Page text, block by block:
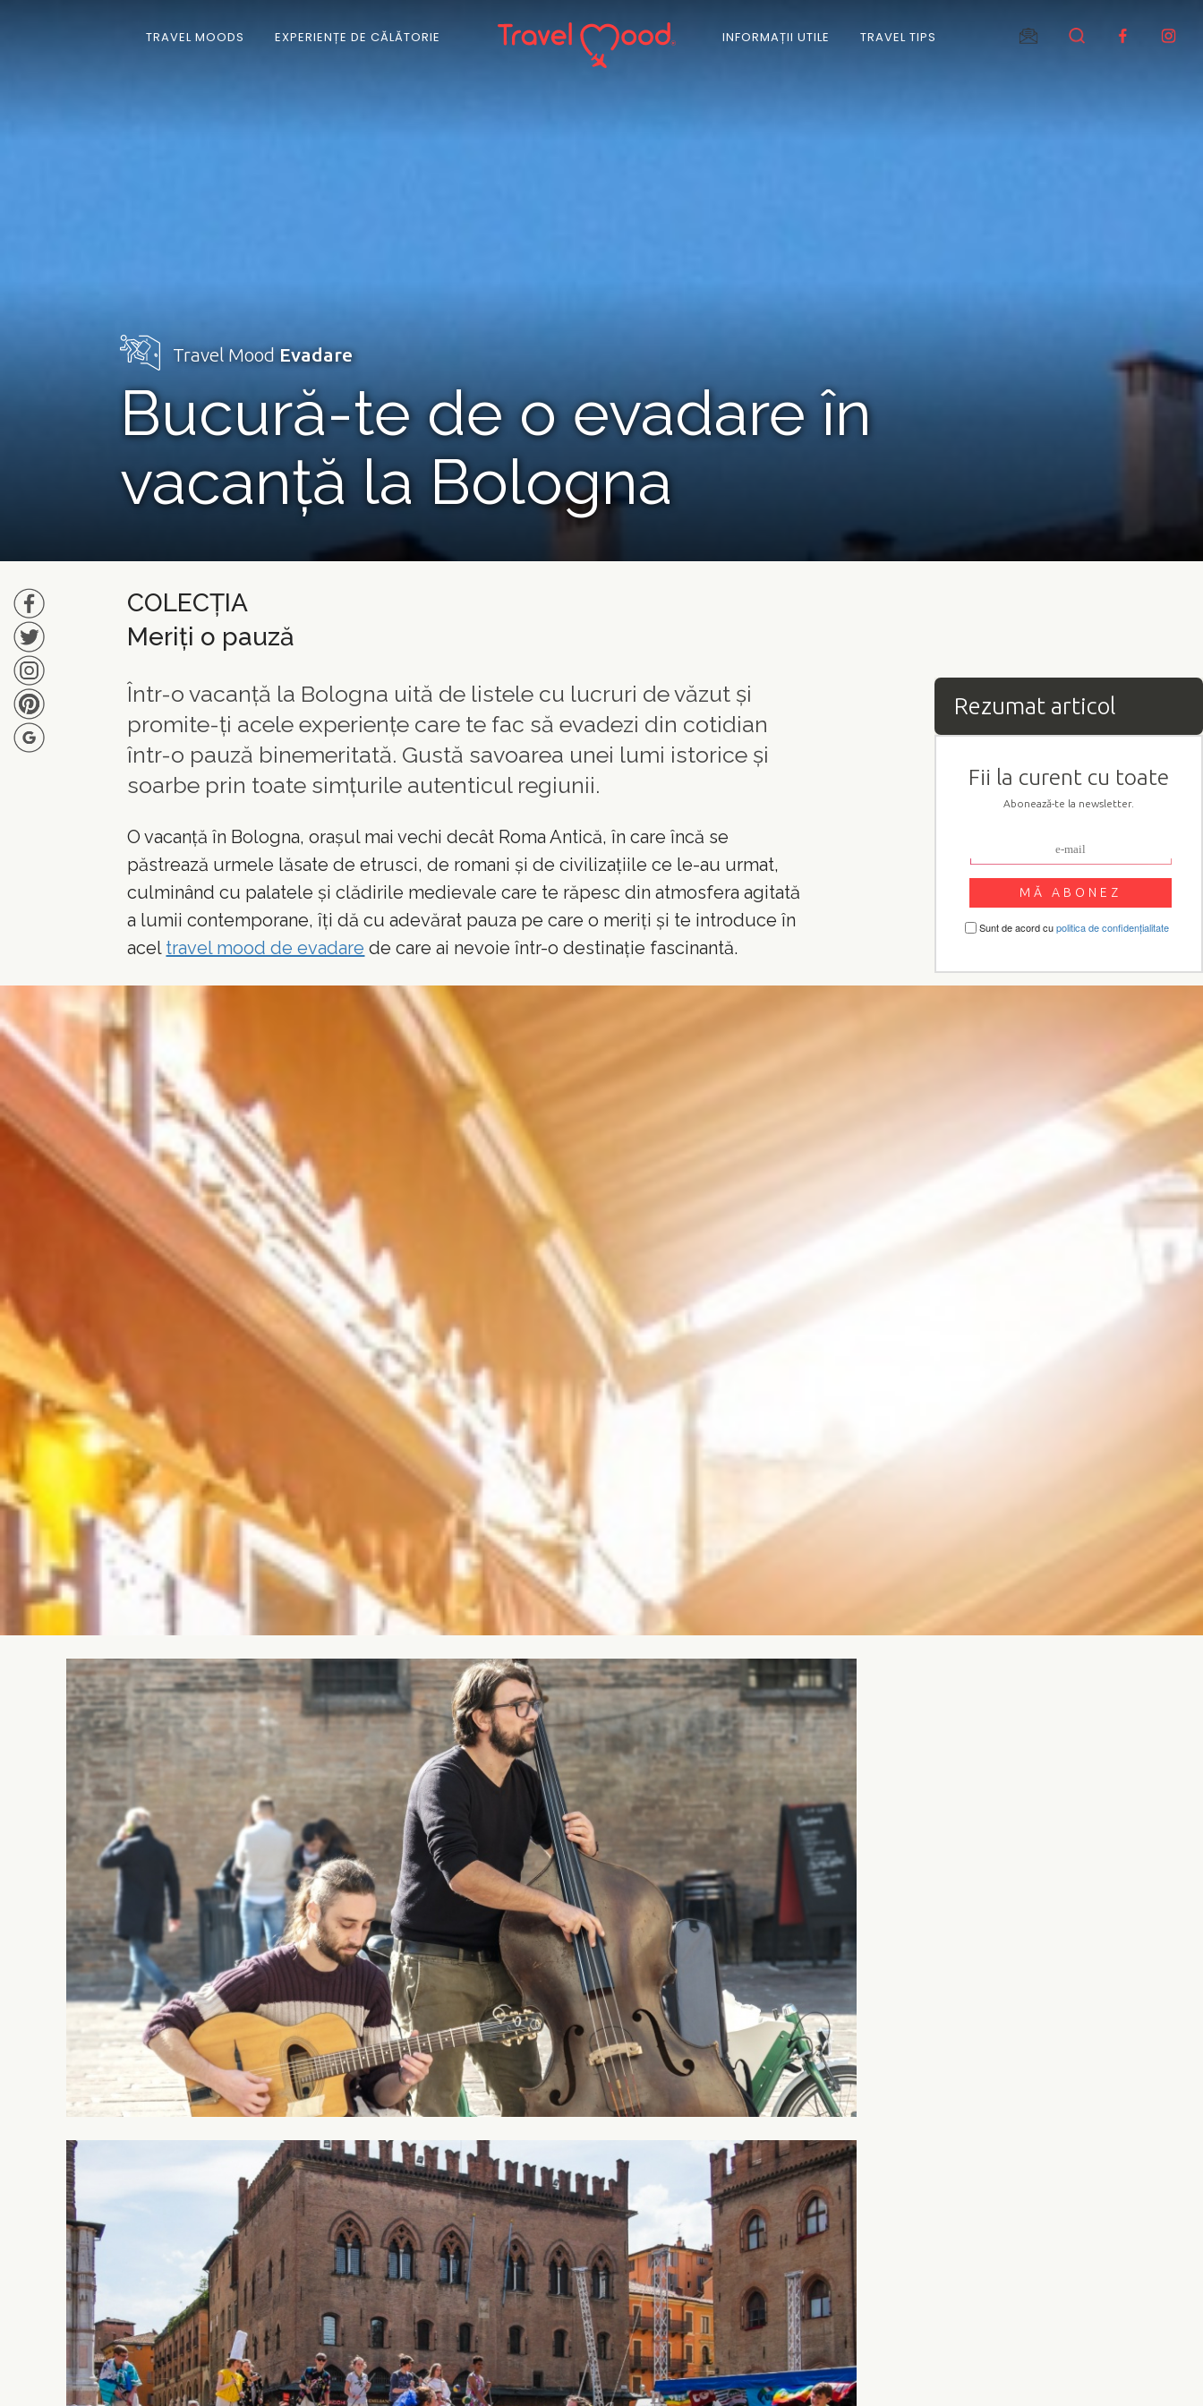
TRAVEL MOODS EXPERIENȚE DE CĂLĂTORIE INFORMAȚII UTILE TRAVEL TIPS
Travel MoodEvadare
Bucură-te de o evadare în
vacanță la Bologna
Rezumat articol
Fii la curent cu toate
Abonează-te la newsletter.
Sunt de acord cupolitica de confidențialitate
COLECȚIA
Meriți o pauză
Într-o vacanță la Bologna uită de listele cu lucruri de văzut și
promite-ți acele experiențe care te fac să evadezi din cotidian
într-o pauză binemeritată. Gustă savoarea unei lumi istorice și
soarbe prin toate simțurile autenticul regiunii.
O vacanță în Bologna, orașul mai vechi decât Roma Antică, în care încă se
păstrează urmele lăsate de etrusci, de romani și de civilizațiile ce le-au urmat,
culminând cu palatele și clădirile medievale care te răpesc din atmosfera agitată
a lumii contemporane, îți dă cu adevărat pauza pe care o meriți și te introduce în
acel travel mood de evadare de care ai nevoie într-o destinație fascinantă.